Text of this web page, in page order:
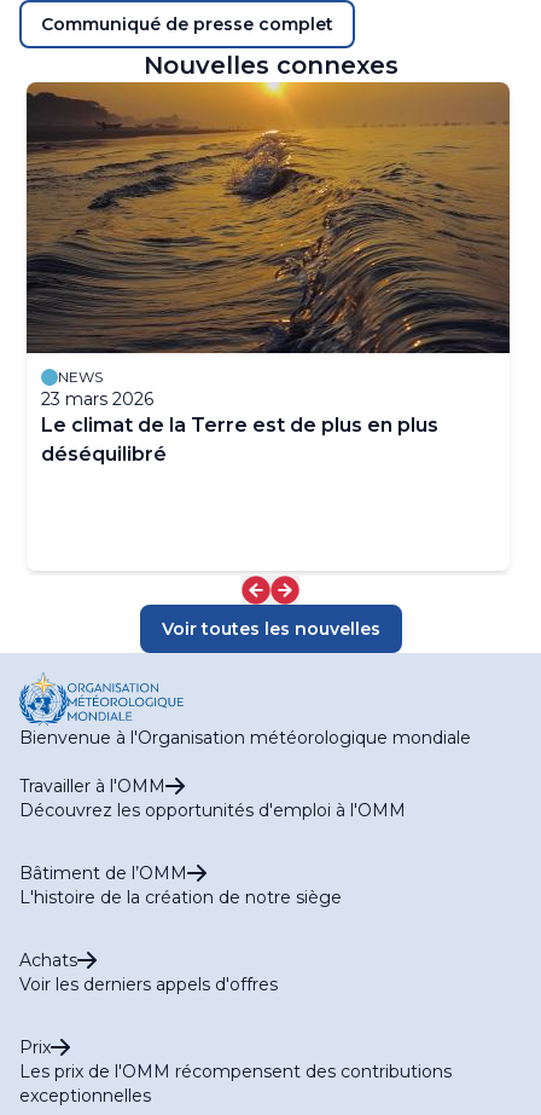
Communiqué de presse complet
Nouvelles connexes
NEWS
23 mars 2026
Le climat de la Terre est de plus en plus
déséquilibré
Voir toutes les nouvelles
Bienvenue à l'Organisation météorologique mondiale
Travailler à l'OMM
Découvrez les opportunités d'emploi à l'OMM
Bâtiment de l’OMM
L'histoire de la création de notre siège
Achats
Voir les derniers appels d'offres
Prix
Les prix de l'OMM récompensent des contributions
exceptionnelles